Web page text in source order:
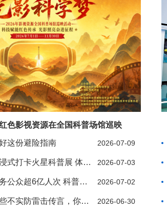
色影视资源在全国科普场馆巡映
这份避险指南 2026-07-09
在北京天文馆沉浸式打卡火星科普展 体验未来星际生 2026-07-03
流动科普设施服务公众超6亿人次 科普大篷车行驶里 2026-07-02
流言鉴定科丨这些不实防雷击传言，你信了吗 2026-06-30